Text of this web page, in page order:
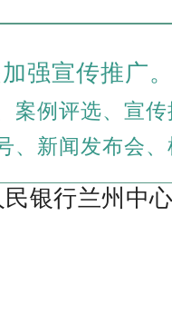
加强宣传推广。
案例评选、宣
、新闻发布会
银行兰州中